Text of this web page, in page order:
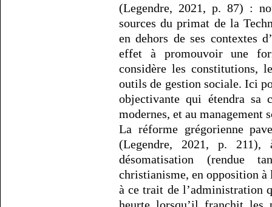
(Legendre, 2021, p. 87) :
sources du primat de la
en dehors de ses contextes
effet à promouvoir une
considère les constitutions,
outils de gestion sociale. Ici
objectivante qui étendra sa
modernes, et au
La réforme grégorienne
(Legendre, 2021, p.
désomatisation (rendue
christianisme, en opposition
à ce trait de l’administration